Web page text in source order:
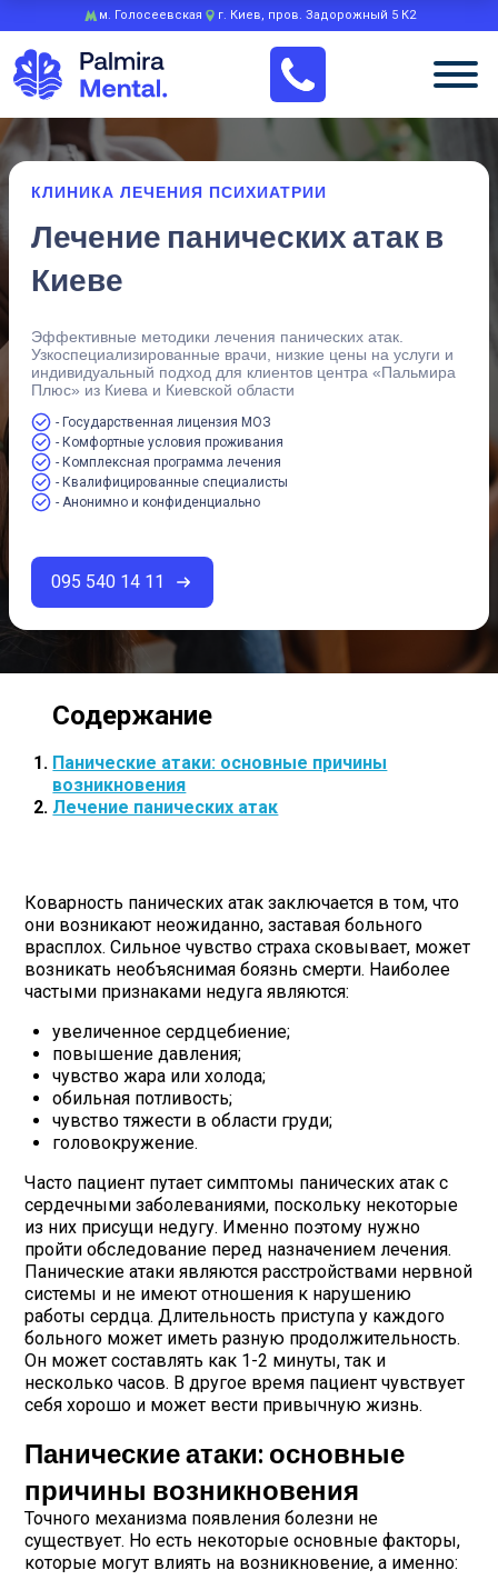
м. Голосеевская г. Киев, пров. Задорожный 5 К2
КЛИНИКА ЛЕЧЕНИЯ ПСИХИАТРИИ
Лечение панических атак в
Киеве
Эффективные методики лечения панических атак.
Узкоспециализированные врачи, низкие цены на услуги и
индивидуальный подход для клиентов центра «Пальмира
Плюс» из Киева и Киевской области
- Государственная лицензия МОЗ
- Комфортные условия проживания
- Комплексная программа лечения
- Квалифицированные специалисты
- Анонимно и конфиденциально
095 540 14 11
Панические атаки: основные причины
возникновения
Лечение панических атак
Коварность панических атак заключается в том, что
они возникают неожиданно, заставая больного
врасплох. Сильное чувство страха сковывает, может
возникать необъяснимая боязнь смерти. Наиболее
частыми признаками недуга являются:
увеличенное сердцебиение;
повышение давления;
чувство жара или холода;
обильная потливость;
чувство тяжести в области груди;
головокружение.
Часто пациент путает симптомы панических атак с
сердечными заболеваниями, поскольку некоторые
из них присущи недугу. Именно поэтому нужно
пройти обследование перед назначением лечения.
Панические атаки являются расстройствами нервной
системы и не имеют отношения к нарушению
работы сердца. Длительность приступа у каждого
больного может иметь разную продолжительность.
Он может составлять как 1-2 минуты, так и
несколько часов. В другое время пациент чувствует
себя хорошо и может вести привычную жизнь.
Панические атаки: основные
причины возникновения
Точного механизма появления болезни не
существует. Но есть некоторые основные факторы,
которые могут влиять на возникновение, а именно: